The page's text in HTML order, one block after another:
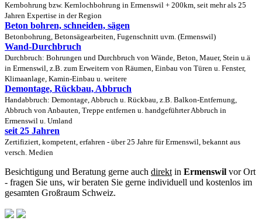
Kernbohrung bzw. Kernlochbohrung in Ermenswil + 200km, seit mehr als 25
Jahren Expertise in der Region
Beton bohren, schneiden, sägen
Betonbohrung, Betonsägearbeiten, Fugenschnitt uvm. (Ermenswil)
Wand-Durchbruch
Durchbruch: Bohrungen und Durchbruch von Wände, Beton, Mauer, Stein u.ä
in Ermenswil, z.B. zum Erweitern von Räumen, Einbau von Türen u. Fenster,
Klimaanlage, Kamin-Einbau u. weitere
Demontage, Rückbau, Abbruch
Handabbruch: Demontage, Abbruch u. Rückbau, z.B. Balkon-Entfernung,
Abbruch von Anbauten, Treppe entfernen u. handgeführter Abbruch in
Ermenswil u. Umland
seit 25 Jahren
Zertifiziert, kompetent, erfahren - über 25 Jahre für Ermenswil, bekannt aus
versch. Medien
Besichtigung und Beratung gerne auch direkt in Ermenswil vor Ort
- fragen Sie uns, wir beraten Sie gerne individuell und kostenlos im
gesamten Großraum Schweiz.